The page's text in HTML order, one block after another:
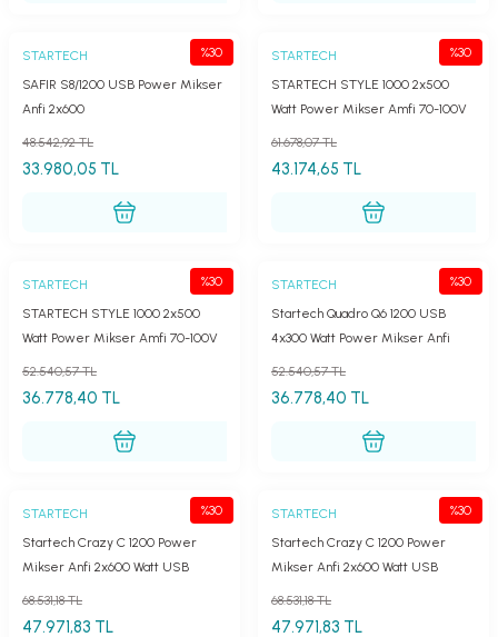
%30
STARTECH
SAFIR S8/1200 USB Power Mikser
Anfi 2x600
33.980,05 TL
48.542,92 TL
%30
STARTECH
STARTECH STYLE 1000 2x500
Watt Power Mikser Amfi 70-100V
43.174,65 TL
61.678,07 TL
%30
STARTECH
STARTECH STYLE 1000 2x500
Watt Power Mikser Amfi 70-100V
36.778,40 TL
52.540,57 TL
%30
STARTECH
Startech Quadro Q6 1200 USB
4x300 Watt Power Mikser Anfi
36.778,40 TL
52.540,57 TL
%30
STARTECH
Startech Crazy C 1200 Power
Mikser Anfi 2x600 Watt USB
47.971,83 TL
68.531,18 TL
%30
STARTECH
Startech Crazy C 1200 Power
Mikser Anfi 2x600 Watt USB
47.971,83 TL
68.531,18 TL